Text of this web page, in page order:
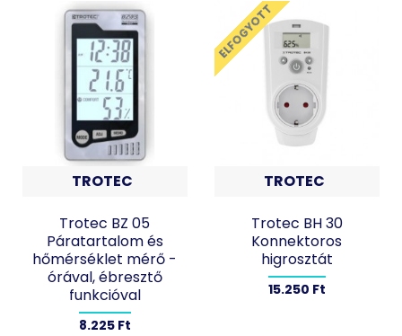
TROTEC
Trotec BZ 05
Páratartalom és
hőmérséklet mérő -
órával, ébresztő
funkcióval
8.225 Ft
ELFOGYOTT
TROTEC
Trotec BH 30
Konnektoros
higrosztát
15.250 Ft